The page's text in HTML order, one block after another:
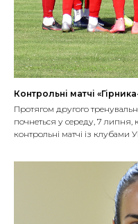
Контрольні матчі
Протягом другого
почнеться у середу, 7
контрольні матчі із клубами